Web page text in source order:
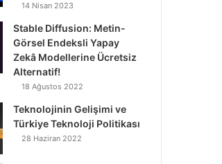
14 Nisan 2023
Stable Diffusion: Metin-
Görsel Endeksli Yapay
Zekâ Modellerine Ücretsiz
Alternatif!
18 Ağustos 2022
Teknolojinin Gelişimi ve
Türkiye Teknoloji Politikası
28 Haziran 2022